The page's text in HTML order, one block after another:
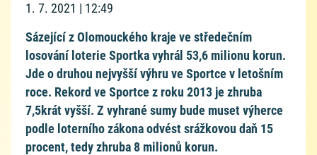
1. 7. 2021 | 12:49
Sázející z Olomouckého kraje ve středečním
losování loterie Sportka vyhrál 53,6 milionu korun.
Jde o druhou nejvyšší výhru ve Sportce v letošním
roce. Rekord ve Sportce z roku 2013 je zhruba
7,5krát vyšší. Z vyhrané sumy bude muset výherce
podle loterního zákona odvést srážkovou daň 15
procent, tedy zhruba 8 milionů korun.